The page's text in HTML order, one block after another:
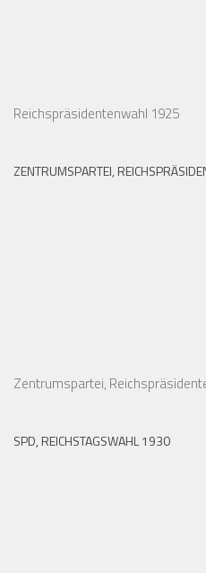
Reichspräsidentenwahl 1925
ZENTRUMSPARTEI,
Zentrumspartei,
SPD, REICHSTAGSWAHL 1930